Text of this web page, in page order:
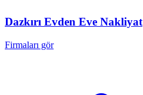
Dazkırı Evden Eve Nakliyat
Firmaları gör